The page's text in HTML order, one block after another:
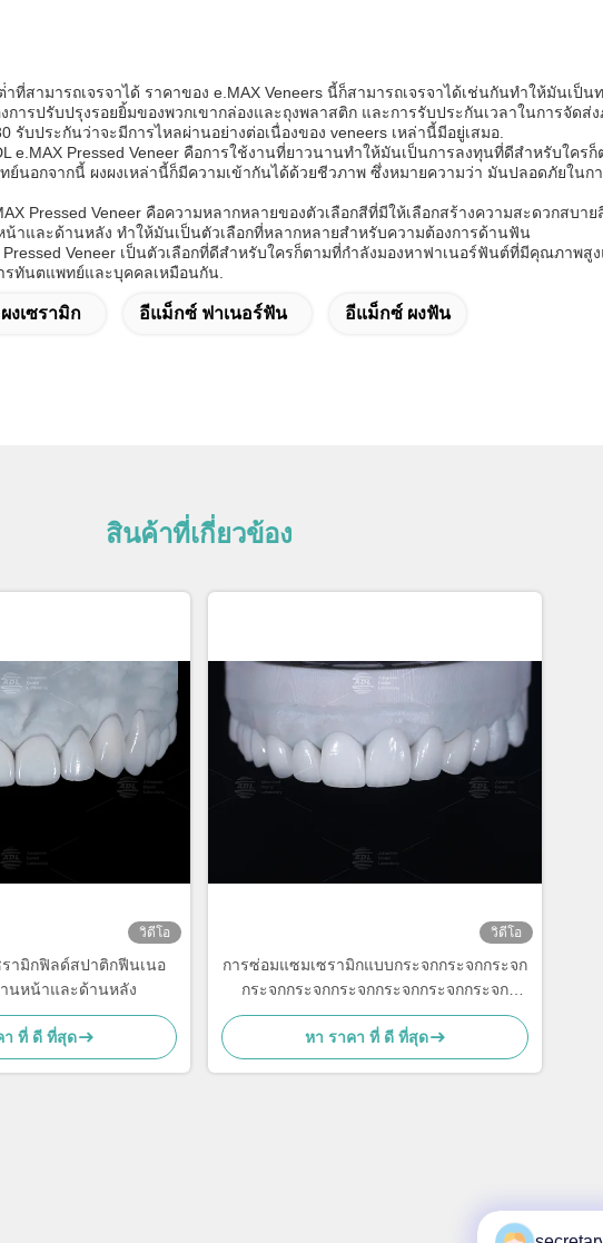
สามารถเจรจาได้ ราคาของ e.MAX Veneers นี้ก็สามารถเจรจาได้เช่นกันทําให้มันเป็
ารปรับปรุงรอยยิ้มของพวกเขากล่องและถุงพลาสติก และการรับประกันเวลาในการจัดส่
รับประกันว่าจะมีการไหลผ่านอย่างต่อเนื่องของ veneers เหล่านี้มีอยู่เสมอ.
e.MAX Pressed Veneer คือการใช้งานที่ยาวนานทําให้มันเป็นการลงทุนที่ดีสําหรับใคร
ย์นอกจากนี้ ผงผงเหล่านี้ก็มีความเข้ากันได้ด้วยชีวภาพ ซึ่งหมายความว่า มันปลอดภัยในก
Pressed Veneer คือความหลากหลายของตัวเลือกสีที่มีให้เลือกสร้างความสะดวกสบ
าและด้านหลัง ทําให้มันเป็นตัวเลือกที่หลากหลายสําหรับความต้องการด้านฟัน
Pressed Veneer เป็นตัวเลือกที่ดีสําหรับใครก็ตามที่กําลังมองหาฟาเนอร์ฟันต์ที่มีคุณภาพสู
ทันตแพทย์และบุคคลเหมือนกัน.
งเซรามิก อีแม็กซ์ ฟาเนอร์ฟัน อีแม็กซ์ ผงฟัน
สินค้าที่เกี่ยวข้อง
วิดีโอ
ามิกฟิลด์สปาติกฟีนเนอ
นหน้าและด้านหลัง
า ที่ ดี ที่สุด
วิดีโอ
การซ่อมแซมเซรามิกแบบกระจกกระจกกระจก
กระจกกระจกกระจกกระจกกระจกกระจก
กระจกกระจกกระจกกระจกกระจกกระจก
กระจกกระจกกระจกกระจกกระจกกระจก
กระจกกระจกกระจกกระจกกระจกกระจก
กระจกกระจกกระจกกระจกกระจกกระจก
หา ราคา ที่ ดี ที่สุด